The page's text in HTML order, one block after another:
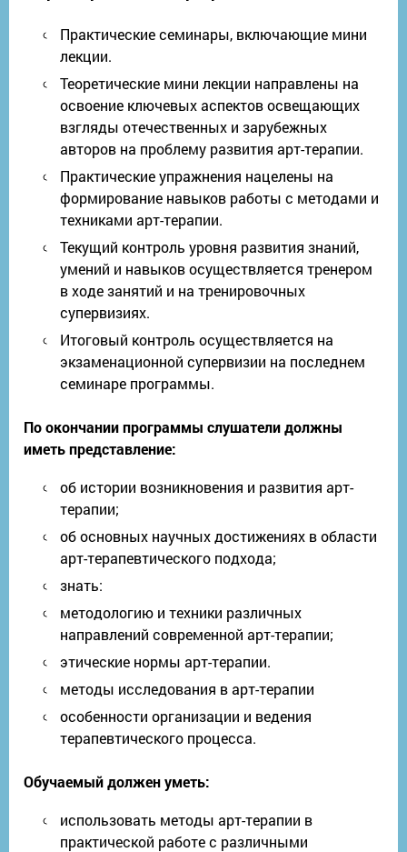
Практические семинары, включающие мини
лекции.
Теоретические мини лекции направлены на
освоение ключевых аспектов освещающих
взгляды отечественных и зарубежных
авторов на проблему развития арт-терапии.
Практические упражнения нацелены на
формирование навыков работы с методами и
техниками арт-терапии.
Текущий контроль уровня развития знаний,
умений и навыков осуществляется тренером
в ходе занятий и на тренировочных
супервизиях.
Итоговый контроль осуществляется на
экзаменационной супервизии на последнем
семинаре программы.
По окончании программы слушатели должны
иметь представление:
об истории возникновения и развития арт-
терапии;
об основных научных достижениях в области
арт-терапевтического подхода;
знать:
методологию и техники различных
направлений современной арт-терапии;
этические нормы арт-терапии.
методы исследования в арт-терапии
особенности организации и ведения
терапевтического процесса.
Обучаемый должен уметь:
использовать методы арт-терапии в
практической работе с различными